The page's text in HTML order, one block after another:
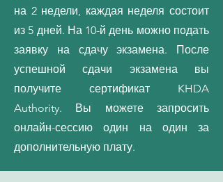
на 2 недели, каждая неделя состоит
из 5 дней. На 10-й день можно подать
заявку на сдачу экзамена. После
успешной сдачи экзамена вы
получите сертификат KHDA
Authority. Вы можете запросить
онлайн-сессию один на один за
дополнительную плату.